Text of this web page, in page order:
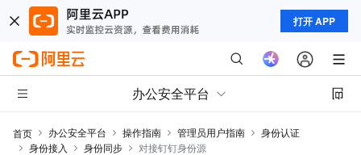
打开 APP
办公安全平台
首页 办公安全平台 操作指南 管理员用户指南
身份认证
身份接入
身份同步 对接钉钉身份源